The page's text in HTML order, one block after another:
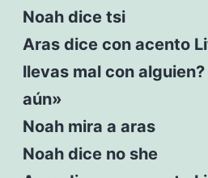
Noah dice tsi
Aras dice con acento
llevas mal con
aún»
Noah mira a aras
Noah dice no she